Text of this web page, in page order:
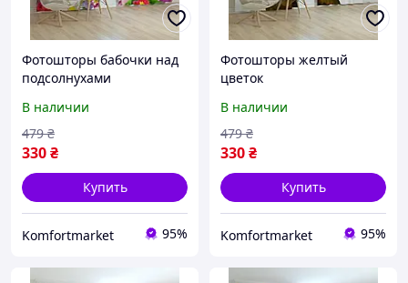
Фотошторы бабочки над
подсолнухами
В наличии
330₴
479 ₴
Купить
Komfortmarket 95%
Фотошторы желтый
цветок
В наличии
330₴
479 ₴
Купить
Komfortmarket 95%